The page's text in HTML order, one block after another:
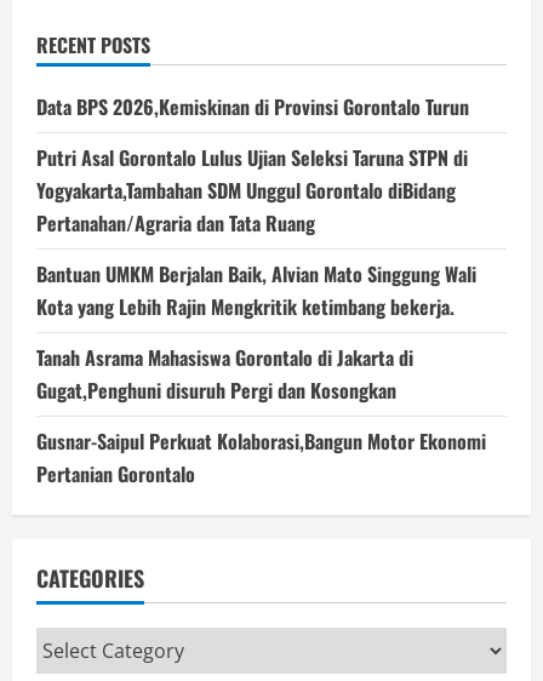
RECENT POSTS
Data BPS 2026,Kemiskinan di Provinsi Gorontalo Turun
Putri Asal Gorontalo Lulus Ujian Seleksi Taruna STPN di
Yogyakarta,Tambahan SDM Unggul Gorontalo diBidang
Pertanahan/Agraria dan Tata Ruang
Bantuan UMKM Berjalan Baik, Alvian Mato Singgung Wali
Kota yang Lebih Rajin Mengkritik ketimbang bekerja.
Tanah Asrama Mahasiswa Gorontalo di Jakarta di
Gugat,Penghuni disuruh Pergi dan Kosongkan
Gusnar-Saipul Perkuat Kolaborasi,Bangun Motor Ekonomi
Pertanian Gorontalo
CATEGORIES
Categories